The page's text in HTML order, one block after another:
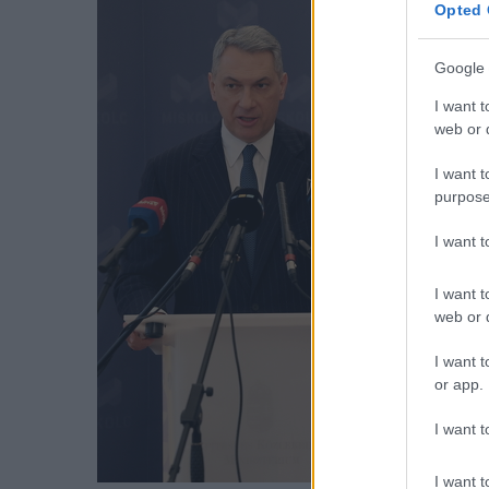
Opted
Google
I want
web or
I want
I want
I want
web or
I want
or app.
I want
I want